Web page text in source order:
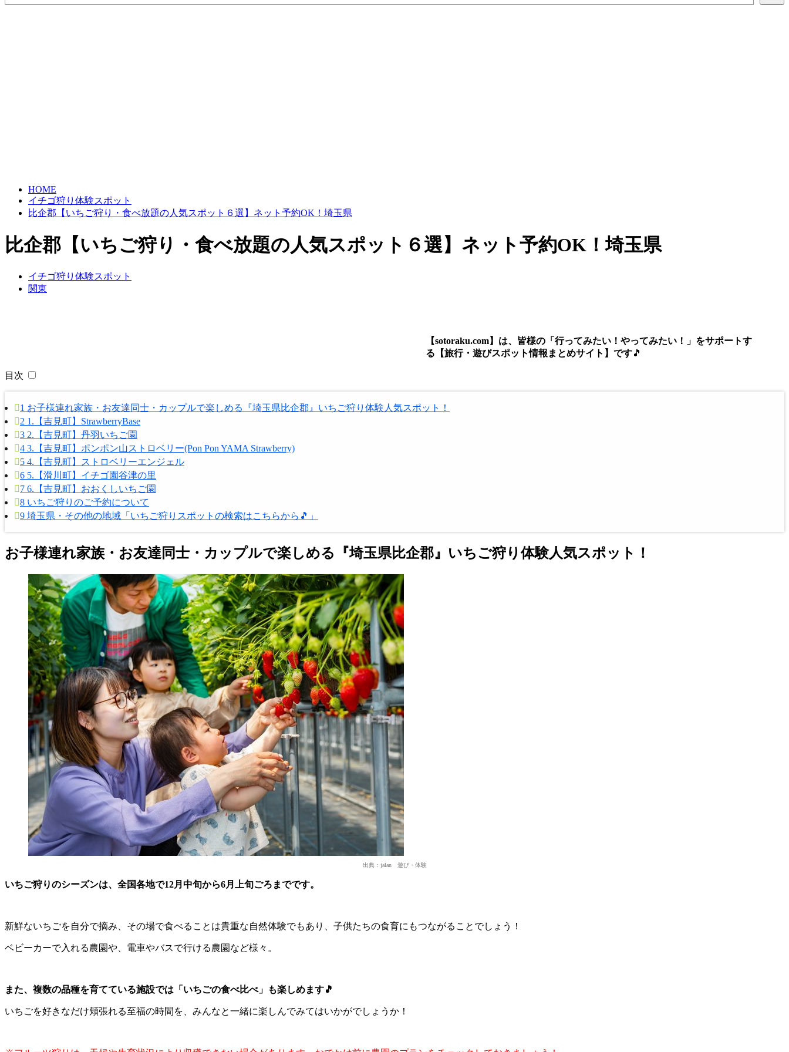
HOME
イチゴ狩り体験スポット
比企郡【いちご狩り・食べ放題の人気スポット６選】ネット予約OK！埼玉県
比企郡【いちご狩り・食べ放題の人気スポット６選】ネット予約OK！埼玉県
イチゴ狩り体験スポット
関東
【sotoraku.com】は、皆様の「行ってみたい！やってみたい！」をサポートす
る【旅行・遊びスポット情報まとめサイト】です🎵
目次
1 お子様連れ家族・お友達同士・カップルで楽しめる『埼玉県比企郡』いちご狩り体験人気スポット！
2 1.【吉見町】StrawberryBase
3 2.【吉見町】丹羽いちご園
4 3.【吉見町】ポンポン山ストロベリー(Pon Pon YAMA Strawberry)
5 4.【吉見町】ストロベリーエンジェル
6 5.【滑川町】イチゴ園谷津の里
7 6.【吉見町】おおくしいちご園
8 いちご狩りのご予約について
9 埼玉県・その他の地域「いちご狩りスポットの検索はこちらから🎵」
お子様連れ家族・お友達同士・カップルで楽しめる『埼玉県比企郡』いちご狩り体験人気スポット！
出典：jalan 遊び・体験
いちご狩りのシーズンは、全国各地で12月中旬から6月上旬ごろまでです。
新鮮ないちごを自分で摘み、その場で食べることは貴重な自然体験でもあり、子供たちの食育にもつながることでしょう！
ベビーカーで入れる農園や、電車やバスで行ける農園など様々。
また、複数の品種を育てている施設では「いちごの食べ比べ」も楽しめます🎵
いちごを好きなだけ頬張れる至福の時間を、みんなと一緒に楽しんでみてはいかがでしょうか！